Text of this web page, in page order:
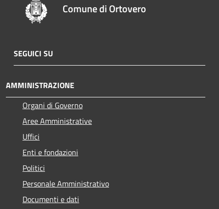
Comune di Ortovero
SEGUICI SU
AMMINISTRAZIONE
Organi di Governo
Aree Amministrative
Uffici
Enti e fondazioni
Politici
Personale Amministrativo
Documenti e dati